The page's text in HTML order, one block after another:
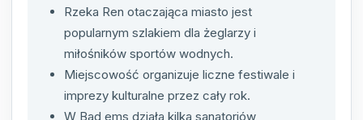
Rzeka Ren otaczająca miasto jest
popularnym szlakiem dla żeglarzy i
miłośników sportów wodnych.
Miejscowość organizuje liczne festiwale i
imprezy kulturalne przez cały rok.
W Bad ems działa kilka sanatoriów